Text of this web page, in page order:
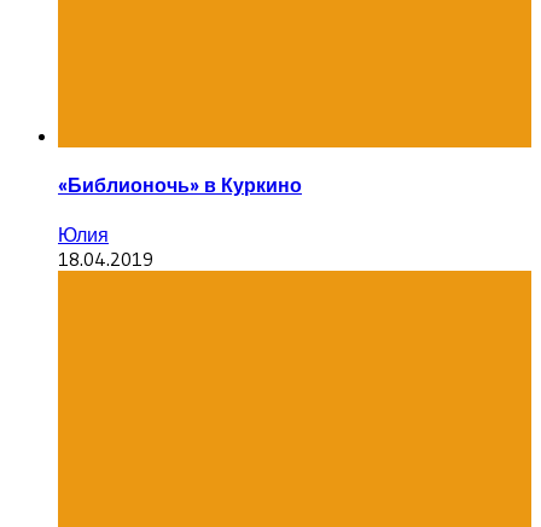
«Библионочь» в Куркино
Юлия
18.04.2019